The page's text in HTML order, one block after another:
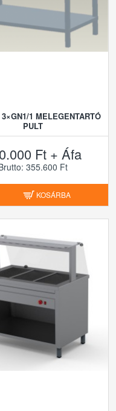
1 MELEGENTARTÓ
PULT
Ft + Áfa
355.600 Ft
KOSÁRBA